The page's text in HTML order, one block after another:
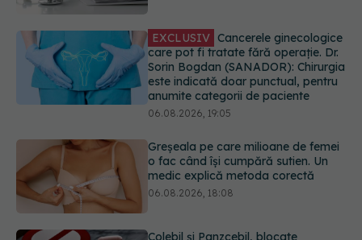
Greșeala pe care milioane de femei
o fac când își cumpără sutien. Un
medic explică metoda corectă
06.08.2026, 18:08
Colebil și Panzcebil, blocate
temporar în farmacii. ANMDMR
explică de ce a luat măsura
06.08.2026, 16:37
Cum aleg medicii combinația